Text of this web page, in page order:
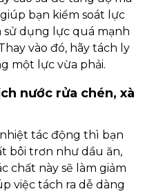
bạn kiểm soát lực
sử dụng lực quá mạnh
vào đó, hãy tách ly
một lực vừa phải.
nước rửa chén, xà
tác động thì bạn
bôi trơn như dầu ăn,
chất này sẽ làm giảm
việc tách ra dễ dàng